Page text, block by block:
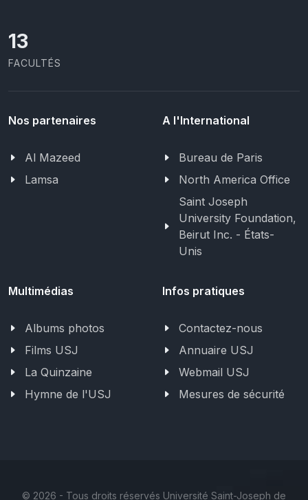
13
FACULTÉS
Nos partenaires
Al Mazeed
Lamsa
A l'International
Bureau de Paris
North America Office
Saint Joseph
University Foundation,
Beirut Inc. - États-
Unis
Multimédias
Albums photos
Films USJ
La Quinzaine
Hymne de l'USJ
Infos pratiques
Contactez-nous
Annuaire USJ
Webmail USJ
Mesures de sécurité
© 2026 - Tous droits réservés Université Saint-Joseph de